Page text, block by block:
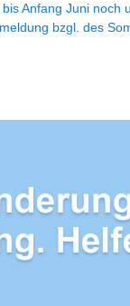
Anfang Juni noch
bzgl. des